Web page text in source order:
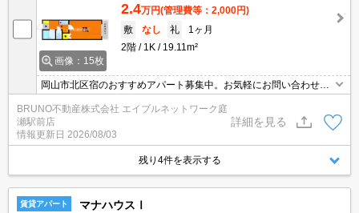
画像：15枚
2.4万円(管理費等：2,000円)
敷
なし 礼
1ヶ月
2階
1K 19.11m²
岡山市北区宿のおすすめアパート募集中。お気軽にお問い合わせく
ださい。
BRUNO不動産株式会社 エイブルネットワーク庭
瀬駅前店
情報更新日 2026/08/03
詳細を見る
残り4件を表示する
賃貸アパート マナハウスⅠ